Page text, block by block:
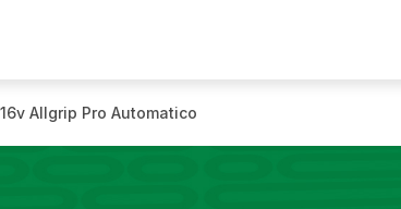
Allgrip Pro Automatico